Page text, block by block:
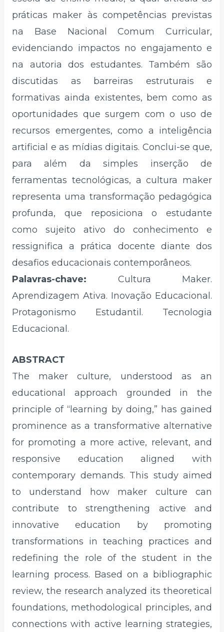
práticas maker às competências previstas
na Base Nacional Comum Curricular,
evidenciando impactos no engajamento e
na autoria dos estudantes. Também são
discutidas as barreiras estruturais e
formativas ainda existentes, bem como as
oportunidades que surgem com o uso de
recursos emergentes, como a inteligência
artificial e as mídias digitais. Conclui-se que,
para além da simples inserção de
ferramentas tecnológicas, a cultura maker
representa uma transformação pedagógica
profunda, que reposiciona o estudante
como sujeito ativo do conhecimento e
ressignifica a prática docente diante dos
desafios educacionais contemporâneos.
Palavras-chave: Cultura Maker.
Aprendizagem Ativa. Inovação Educacional.
Protagonismo Estudantil. Tecnologia
Educacional.
ABSTRACT
The maker culture, understood as an
educational approach grounded in the
principle of “learning by doing,” has gained
prominence as a transformative alternative
for promoting a more active, relevant, and
responsive education aligned with
contemporary demands. This study aimed
to understand how maker culture can
contribute to strengthening active and
innovative education by promoting
transformations in teaching practices and
redefining the role of the student in the
learning process. Based on a bibliographic
review, the research analyzed its theoretical
foundations, methodological principles, and
connections with active learning strategies,